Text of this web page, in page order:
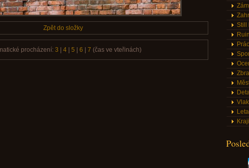
Zpět do složky
procházení: 3 4| 5 6 7 (čas ve vteřinách)
Still